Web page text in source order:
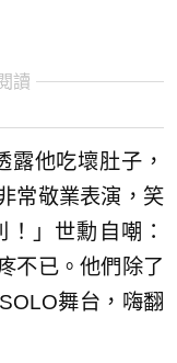
讀
他吃壞肚子，
常敬業表演，笑
」世勳自嘲：
不已。他們除了
舞台，嗨翻